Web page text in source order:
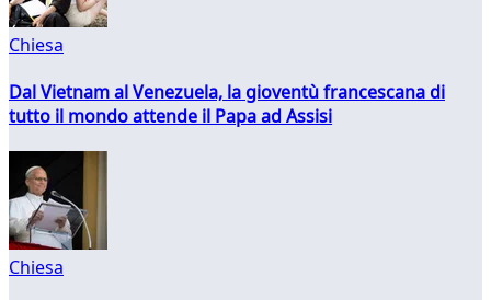
Chiesa
Dal Vietnam al Venezuela, la gioventù francescana di
tutto il mondo attende il Papa ad Assisi
Chiesa